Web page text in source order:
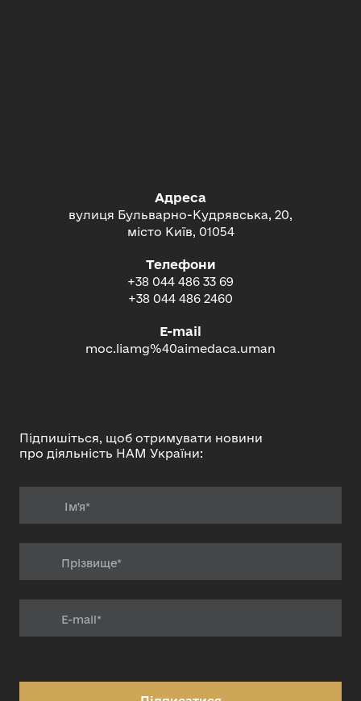
Адреса
вулиця Бульварно-Кудрявська, 20,
місто Київ, 01054
Телефони
+38 044 486 33 69
+38 044 486 2460
E-mail
moc.liamg%40aimedaca.uman
Підпишіться, щоб отримувати новини
про діяльність НАМ України: